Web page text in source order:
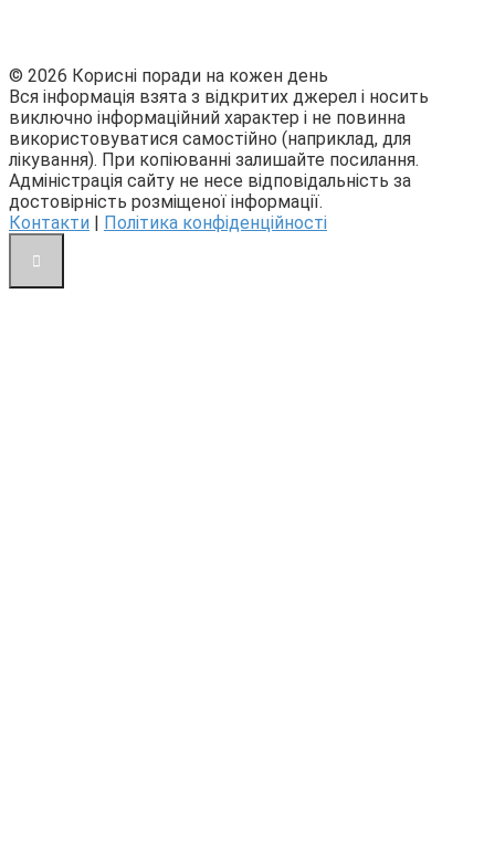
© 2026 Корисні поради на кожен день
Вся інформація взята з відкритих джерел і носить
виключно інформаційний характер і не повинна
використовуватися самостійно (наприклад, для
лікування). При копіюванні залишайте посилання.
Адміністрація сайту не несе відповідальність за
достовірність розміщеної інформації.
Контакти
Політика конфіденційності